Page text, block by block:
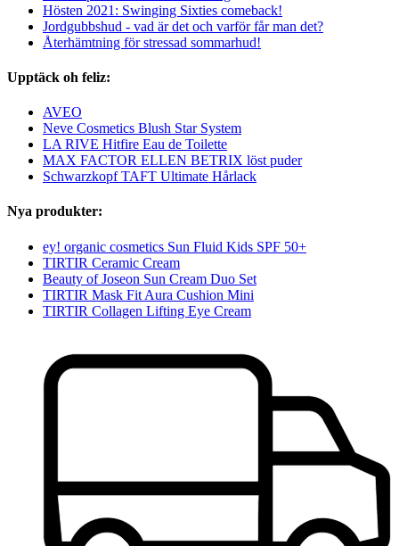
Hösten 2021: Swinging Sixties comeback!
Jordgubbshud - vad är det och varför får man det?
Återhämtning för stressad sommarhud!
Upptäck oh feliz:
AVEO
Neve Cosmetics Blush Star System
LA RIVE Hitfire Eau de Toilette
MAX FACTOR ELLEN BETRIX löst puder
Schwarzkopf TAFT Ultimate Hårlack
Nya produkter:
ey! organic cosmetics Sun Fluid Kids SPF 50+
TIRTIR Ceramic Cream
Beauty of Joseon Sun Cream Duo Set
TIRTIR Mask Fit Aura Cushion Mini
TIRTIR Collagen Lifting Eye Cream